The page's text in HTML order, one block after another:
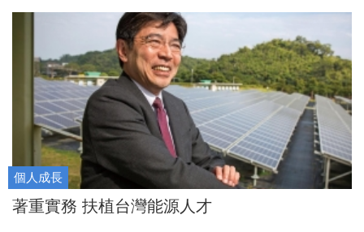
個人成長
著重實務 扶植台灣能源人才